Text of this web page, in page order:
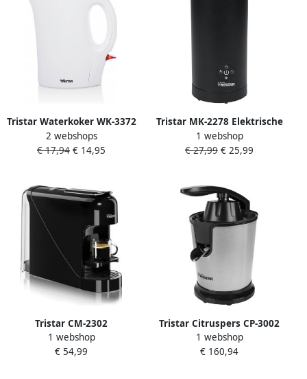
Tristar Waterkoker WK-3372
1 liter kan met
Oververhittingsbeveiliging
2 webshops
€ 17,94 € 14,95
Tristar MK‑2278 Elektrische
Melkopschuimer – Warm &
Koud – 500W – Uitneembare
1 webshop
€ 27,99 € 25,99
Tristar CM-2302
Koffiecupmachine Geschikt
voor Nespresso 0.8L 1400W
1 webshop
€ 54,99
Tristar Citruspers CP-3002
RVS 4 stuks
1 webshop
€ 160,94